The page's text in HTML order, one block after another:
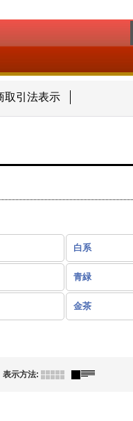
取引法表示
白系
青緑
金茶
表示方法: